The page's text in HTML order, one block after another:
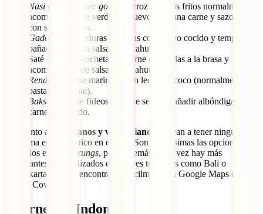
Nasi goreng
mie goreng
: arroz o fideos fritos normalmente
acompañados de verduras, huevo y alguna carne y sazonados
con salsa de soja.
Gado gado
: verduras hervidas con huevo cocido y tempeh
bañadas con una salsa de cacahuetes.
Saté o
: brochetas de carne cocinadas a la brasa y
acompañadas de salsa de cacahuetes.
Rendang
: carne marinada con leche de coco (normalmente
bastante picante).
Bakso
: sopa de fideos a la que se suele añadir albóndigas de
carne o pescado.
En cuanto a los
veganos y vegetarianos
, no van a tener ningún
problema en comer rico en el país. Son muchísimas las opciones
para ellos en los
warungs, pero, además, cada vez hay más
restaurantes especializados en lugares turísticos como Bali o
Yogyakarta. Podrás encontrarlos fácilmente en Google Maps o
Happy Cow.
Internet en Indonesia